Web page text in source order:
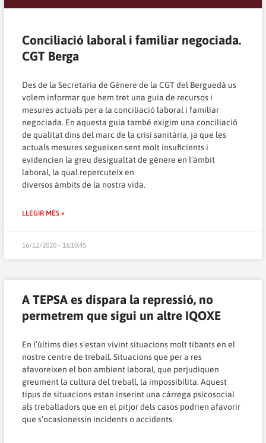
Conciliació laboral i familiar negociada.
CGT Berga
Des de la Secretaria de Gènere de la CGT del Berguedà us
volem informar que hem tret una guia de recursos i
mesures actuals per a la conciliació laboral i familiar
negociada. En aquesta guia també exigim una conciliació
de qualitat dins del marc de la crisi sanitària, ja que les
actuals mesures segueixen sent molt insuficients i
evidencien la greu desigualtat de gènere en l’àmbit
laboral, la qual repercuteix en
diversos àmbits de la nostra vida.
LLEGIR MÉS »
16/12/2020 - 16:10:45
A TEPSA es dispara la repressió, no
permetrem que sigui un altre IQOXE
En l’últims dies s’estan vivint situacions molt tibants en el
nostre centre de treball. Situacions que per a res
afavoreixen el bon ambient laboral, que perjudiquen
greument la cultura del treball, la impossibilita. Aquest
tipus de situacions estan inserint una càrrega psicosocial
als treballadors que en el pitjor dels casos podrien afavorir
que s’ocasionessin incidents o accidents.